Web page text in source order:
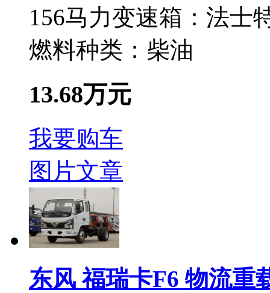
156马力变速箱： 法士
燃料种类： 柴油
13.68万元
我要购车
图片文章
东风 福瑞卡F6 物流重